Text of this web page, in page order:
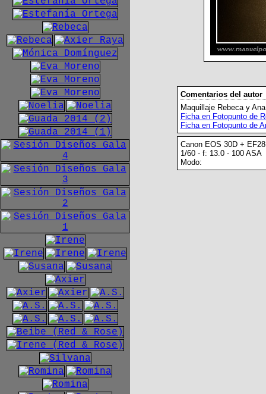
Comentarios del autor
Maquillaje Rebeca y Ana
Ficha en Fotopunto de
Ficha en Fotopunto de
Canon EOS 30D +
1/60 - f: 13.0 - 100 ASA
Modo: